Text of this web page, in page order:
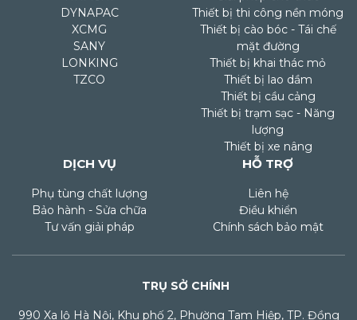
DYNAPAC
XCMG
SANY
LONKING
TZCO
Thiết bị thi công nền móng
Thiết bị cào bóc - Tái chế
mặt đường
Thiết bị khai thác mỏ
Thiết bị lao dầm
Thiết bị cầu cảng
Thiết bị trạm sạc - Năng
lượng
Thiết bị xe nâng
DỊCH VỤ
Phụ tùng chất lượng
Bảo hành - Sửa chữa
Tư vấn giải pháp
HỖ TRỢ
Liên hệ
Điều khiển
Chính sách bảo mật
TRỤ SỞ CHÍNH
990 Xa lộ Hà Nội, Khu phố 2, Phường Tam Hiệp, TP. Đồng